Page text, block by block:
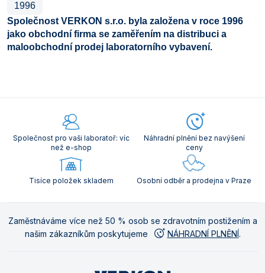
1996
Společnost VERKON s.r.o. byla založena v roce 1996
jako obchodní firma se zaměřením na distribuci a
maloobchodní prodej laboratorního vybavení.
Společnost pro vaši laboratoř: víc
než e-shop
Náhradní plnění bez navýšení
ceny
Tisíce položek skladem Osobní odběr a prodejna v Praze
Zaměstnáváme více než 50 % osob se zdravotním postižením a
našim zákazníkům poskytujeme
NÁHRADNÍ PLNĚNÍ.